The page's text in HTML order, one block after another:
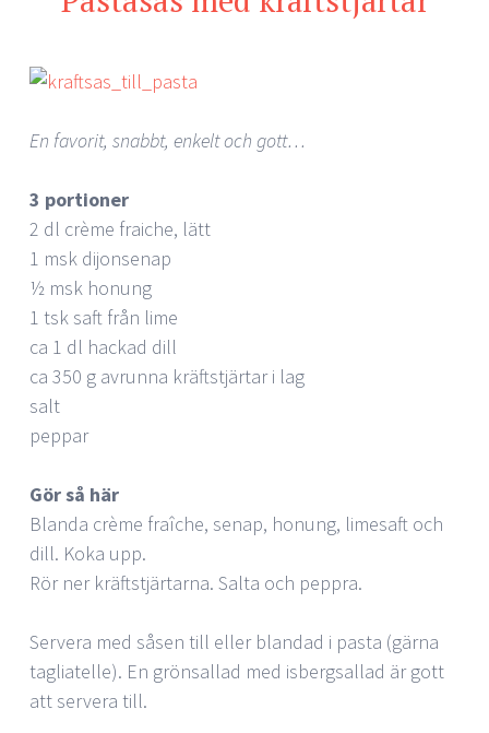
En favorit, snabbt, enkelt och gott…
3 portioner
2 dl crème fraiche, lätt
1 msk dijonsenap
½ msk honung
1 tsk saft från lime
ca 1 dl hackad dill
ca 350 g avrunna kräftstjärtar i lag
salt
peppar
Gör så här
Blanda crème fraîche, senap, honung, limesaft och
dill. Koka upp.
Rör ner kräftstjärtarna. Salta och peppra.
Servera med såsen till eller blandad i pasta (gärna
tagliatelle). En grönsallad med isbergsallad är gott
att servera till.